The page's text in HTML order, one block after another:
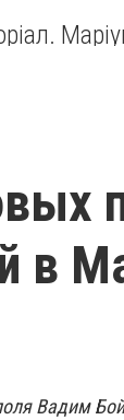
в
Вадим